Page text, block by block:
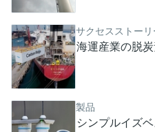
サクセスストーリ
海運産業の脱
製品
シンプルイズ